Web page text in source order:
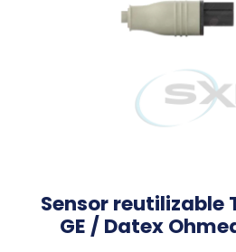
Sensor reutilizable
GE / Datex